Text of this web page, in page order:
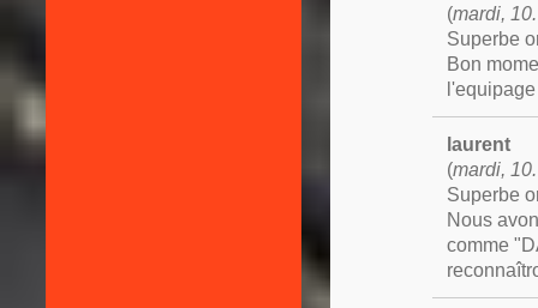
(mardi,
Superbe
Bon
laurent
(mardi,
Superbe
Nous
comme